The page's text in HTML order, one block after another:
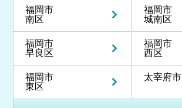
福岡市
南区
福岡市
城南区
福岡市
早良区
福岡市
西区
福岡市
東区
太宰府市